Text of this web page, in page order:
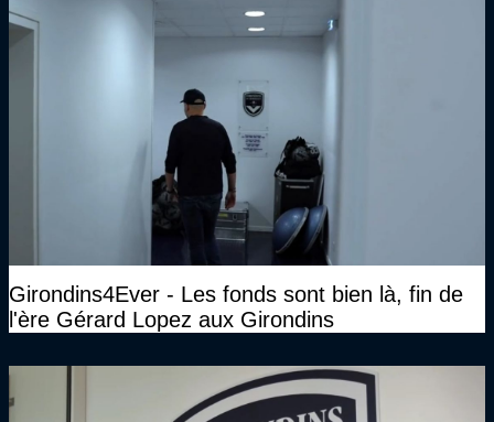
Girondins4Ever - Les fonds sont bien là, fin de
l'ère Gérard Lopez aux Girondins